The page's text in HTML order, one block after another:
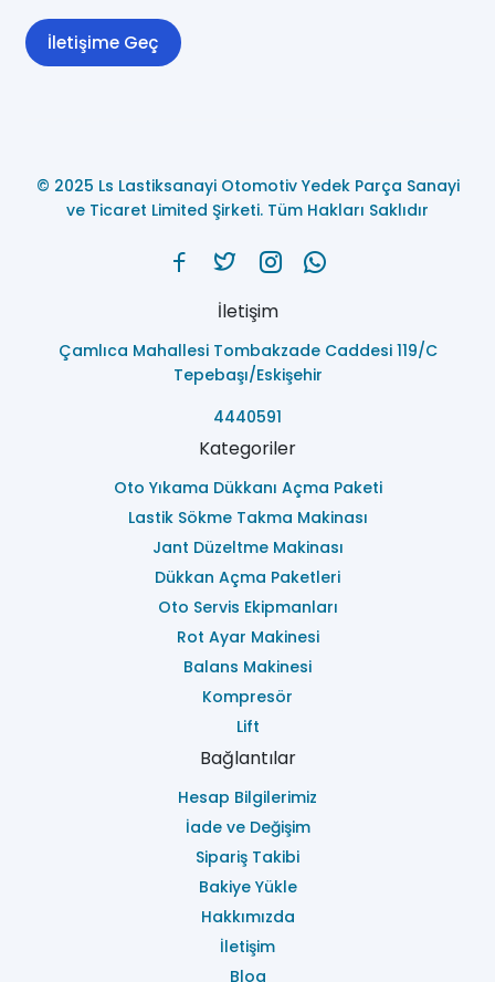
İletişime Geç
© 2025 Ls Lastiksanayi Otomotiv Yedek Parça Sanayi
ve Ticaret Limited Şirketi. Tüm Hakları Saklıdır
İletişim
Çamlıca Mahallesi Tombakzade Caddesi 119/C
Tepebaşı/Eskişehir
4440591
Kategoriler
Oto Yıkama Dükkanı Açma Paketi
Lastik Sökme Takma Makinası
Jant Düzeltme Makinası
Dükkan Açma Paketleri
Oto Servis Ekipmanları
Rot Ayar Makinesi
Balans Makinesi
Kompresör
Lift
Bağlantılar
Hesap Bilgilerimiz
İade ve Değişim
Sipariş Takibi
Bakiye Yükle
Hakkımızda
İletişim
Blog